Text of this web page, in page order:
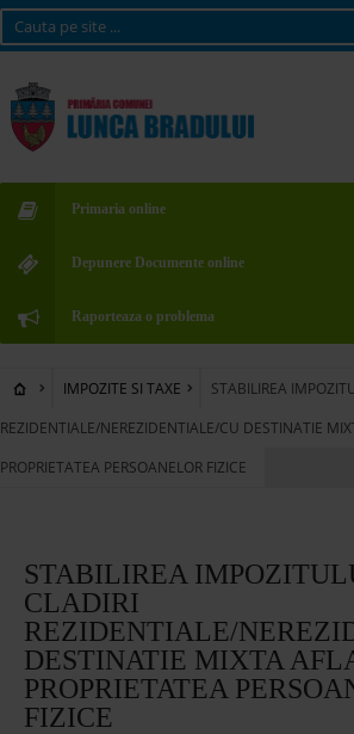
Primaria online
Depunere Documente online
Raporteaza o problema
IMPOZITE SI TAXE
STABILIREA
REZIDENTIALE/NEREZIDENTIALE/CU DESTINATIE
PROPRIETATEA PERSOANELOR FIZICE
STABILIREA
CLADIRI
REZIDENTIALE/
DESTINATIE MIXTA
PROPRIETATEA
FIZICE